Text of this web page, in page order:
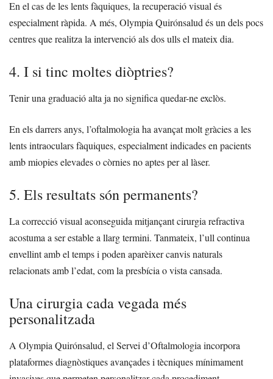
En el cas de les lents fàquiques, la recuperació visual és
especialment ràpida. A més, Olympia Quirónsalud és un dels pocs
centres que realitza la intervenció als dos ulls el mateix dia.
4. I si tinc moltes diòptries?
Tenir una graduació alta ja no significa quedar-ne exclòs.
En els darrers anys, l’oftalmologia ha avançat molt gràcies a les
lents intraoculars fàquiques, especialment indicades en pacients
amb miopies elevades o còrnies no aptes per al làser.
5. Els resultats són permanents?
La correcció visual aconseguida mitjançant cirurgia refractiva
acostuma a ser estable a llarg termini. Tanmateix, l’ull continua
envellint amb el temps i poden aparèixer canvis naturals
relacionats amb l’edat, com la presbícia o vista cansada.
Una cirurgia cada vegada més
personalitzada
A Olympia Quirónsalud, el Servei d’Oftalmologia incorpora
plataformes diagnòstiques avançades i tècniques mínimament